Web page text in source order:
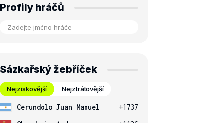
Profily hráčů
Sázkařský žebříček
Nejziskovější Nejztrátovější
Cerundolo Juan Manuel
+1737